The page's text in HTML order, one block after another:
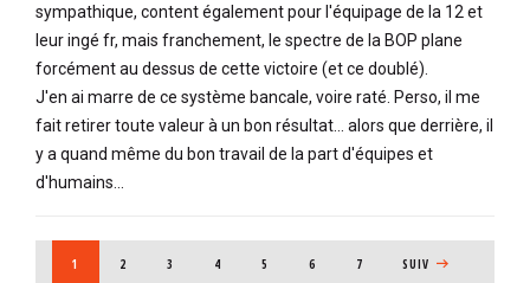
sympathique, content également pour l'équipage de la 12 et
leur ingé fr, mais franchement, le spectre de la BOP plane
forcément au dessus de cette victoire (et ce doublé).
J'en ai marre de ce système bancale, voire raté. Perso, il me
fait retirer toute valeur à un bon résultat... alors que derrière, il
y a quand même du bon travail de la part d'équipes et
d'humains...
PAGINATION
PAGE COURANTE
1 PAGE
2 PAGE
3 PAGE
4 PAGE
5 PAGE
6 PAGE
7 PAGE SUIVANTE
SUIV